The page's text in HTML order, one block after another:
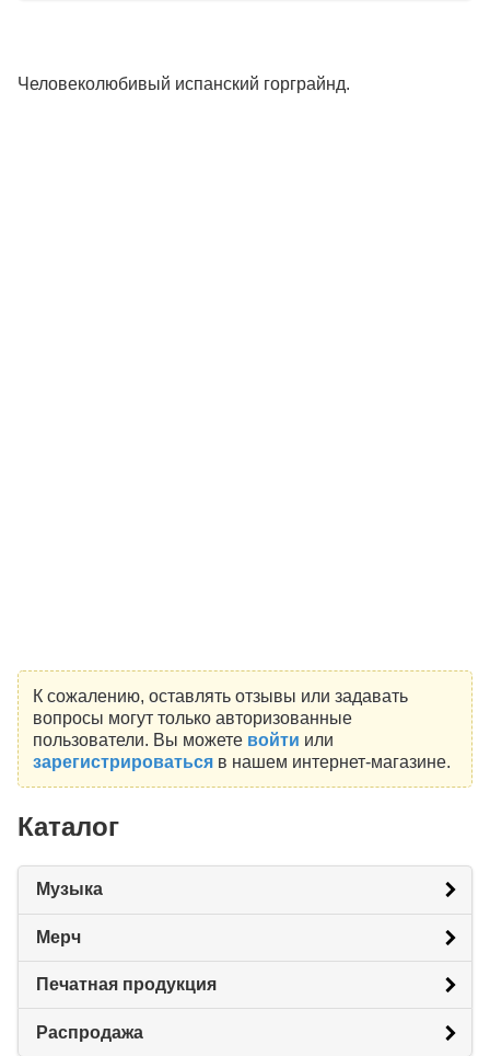
Человеколюбивый испанский горграйнд.
К сожалению, оставлять отзывы или задавать
вопросы могут только авторизованные
пользователи. Вы можете войти или
зарегистрироватьсяв нашем интернет-магазине.
Каталог
Музыка
Мерч
Печатная продукция
Распродажа